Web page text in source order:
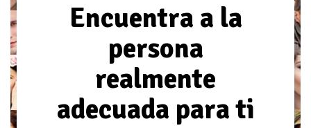
Encuentra a la
persona
realmente
adecuada para ti